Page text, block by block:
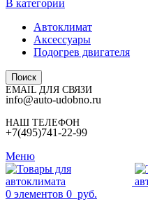
В категории
Автоклимат
Аксессуары
Подогрев двигателя
Поиск
EMAIL ДЛЯ СВЯЗИ
info@auto-udobno.ru
НАШ ТЕЛЕФОН
+7(495)741-22-99
Меню
0 элементов 0 руб.